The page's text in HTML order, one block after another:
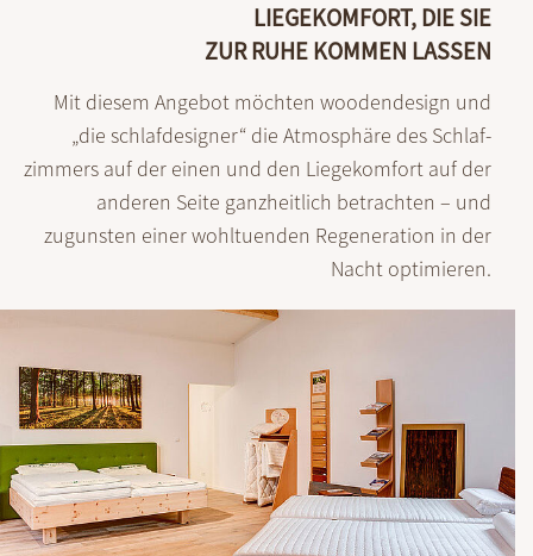
LIEGEKOMFORT, DIE SIE
ZUR RUHE KOMMEN LASSEN
Mit diesem Angebot möchten woodendesign und
„die schlafdesigner“ die Atmosphäre des Schlaf­
zimmers auf der einen und den Liege­komfort auf der
anderen Seite ganz­heitlich betrachten – und
zugunsten einer wohl­tuenden Regene­ration in der
Nacht optimieren.